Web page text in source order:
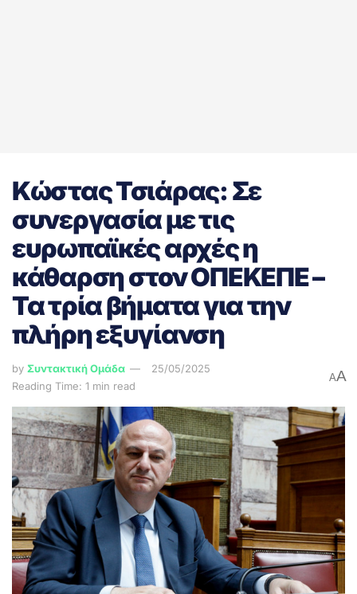
Κώστας Τσιάρας: Σε
συνεργασία με τις
ευρωπαϊκές αρχές η
κάθαρση στον ΟΠΕΚΕΠΕ –
Τα τρία βήματα για την
πλήρη εξυγίανση
by Συντακτική Ομάδα
25/05/2025
Reading Time: 1 min read
AA